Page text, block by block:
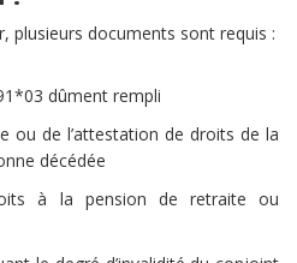
plusieurs documents sont requis :
dûment rempli
ou de l’attestation de droits de la
décédée
à la pension de retraite ou